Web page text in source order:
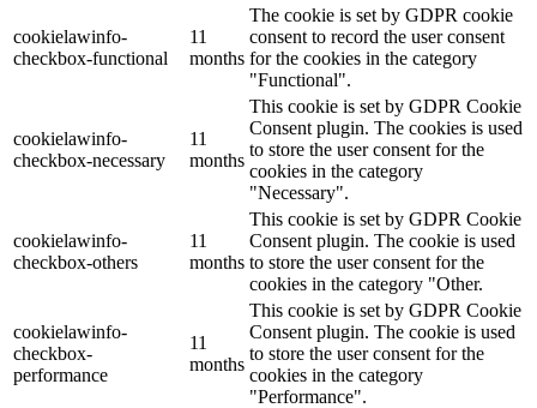
cookielawinfo-
checkbox-functional
11
months
The cookie is set by GDPR cookie
consent to record the user consent
for the cookies in the category
"Functional".
cookielawinfo-
checkbox-necessary
11
months
This cookie is set by GDPR Cookie
Consent plugin. The cookies is used
to store the user consent for the
cookies in the category
"Necessary".
cookielawinfo-
checkbox-others
11
months
This cookie is set by GDPR Cookie
Consent plugin. The cookie is used
to store the user consent for the
cookies in the category "Other.
cookielawinfo-
checkbox-
performance
11
months
This cookie is set by GDPR Cookie
Consent plugin. The cookie is used
to store the user consent for the
cookies in the category
"Performance".